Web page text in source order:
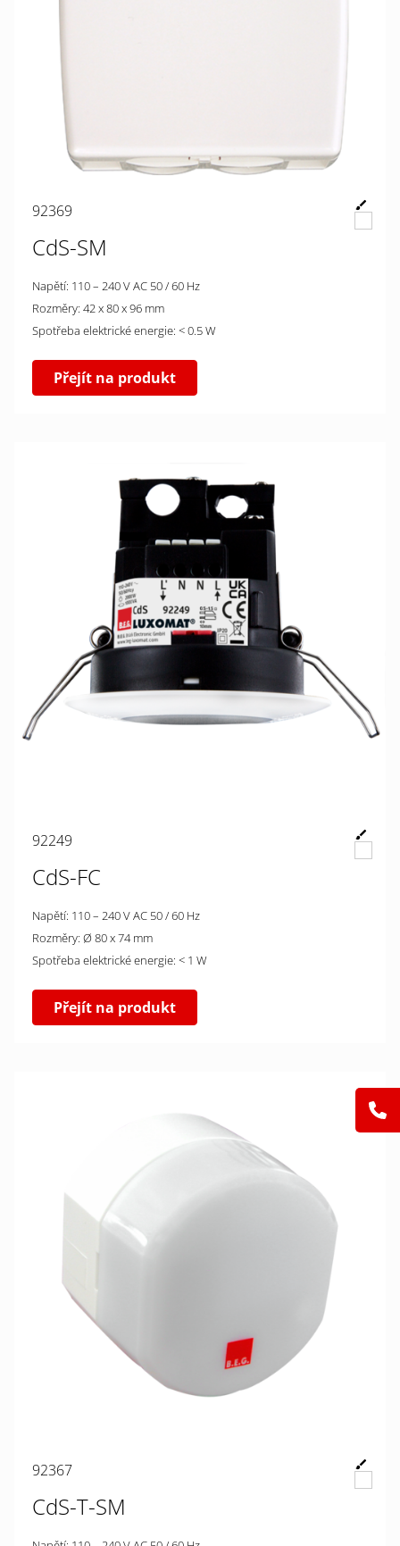
92369
CdS-SM
Napětí: 110 – 240 V AC 50 / 60 Hz
Rozměry: 42 x 80 x 96 mm
Spotřeba elektrické energie: < 0.5 W
Přejít na produkt
92249
CdS-FC
Napětí: 110 – 240 V AC 50 / 60 Hz
Rozměry: Ø 80 x 74 mm
Spotřeba elektrické energie: < 1 W
Přejít na produkt
92367
CdS-T-SM